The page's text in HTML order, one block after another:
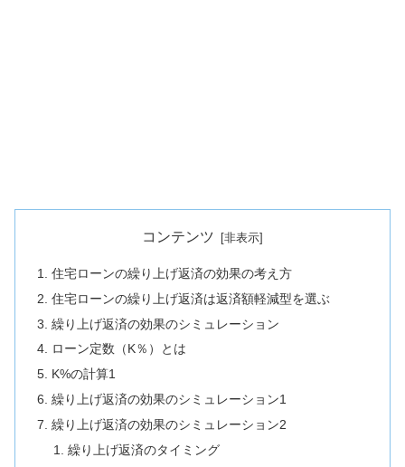
コンテンツ
住宅ローンの繰り上げ返済の効果の考え方
住宅ローンの繰り上げ返済は返済額軽減型を選ぶ
繰り上げ返済の効果のシミュレーション
ローン定数（K％）とは
K%の計算1
繰り上げ返済の効果のシミュレーション1
繰り上げ返済の効果のシミュレーション2
繰り上げ返済のタイミング